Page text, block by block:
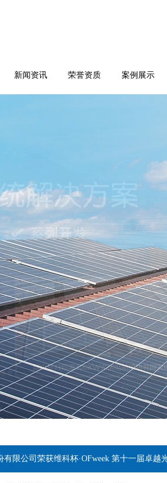
新闻资讯 荣誉资质 案例展示
有限公司荣获维科杯·OFweek 第十一届卓越